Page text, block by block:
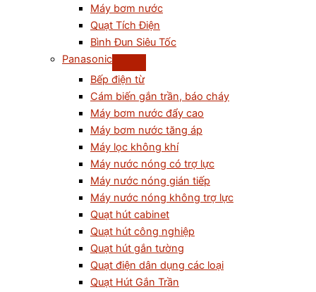
Máy bơm nước
Quạt Tích Điện
Bình Đun Siêu Tốc
Panasonic
Bếp điện từ
Cám biến gắn trần, báo cháy
Máy bơm nước đẩy cao
Máy bơm nước tăng áp
Máy lọc không khí
Máy nước nóng có trợ lực
Máy nước nóng gián tiếp
Máy nước nóng không trợ lực
Quạt hút cabinet
Quạt hút công nghiệp
Quạt hút gắn tường
Quạt điện dân dụng các loại
Quạt Hút Gắn Trần